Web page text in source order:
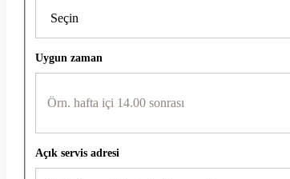
Uygun zaman
Açık servis adresi